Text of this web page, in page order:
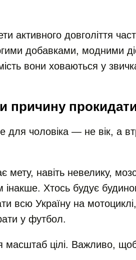
активного довголіття
добавками, модними
вони ховаються у
причину
для чоловіка — не вік, а
навіть невелику,
інакше. Хтось будує
всю Україну на
у футбол.
масштаб цілі. Важливо,